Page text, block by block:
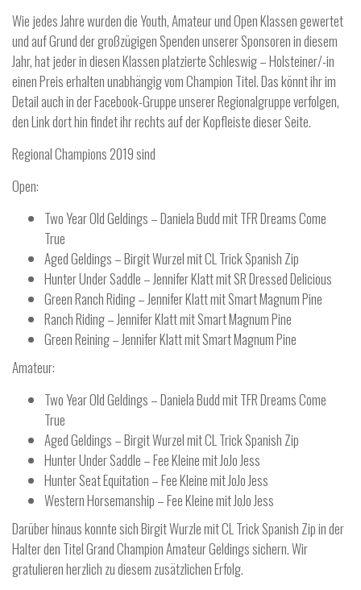
Wie jedes Jahre wurden die Youth, Amateur und Open Klassen gewertet
und auf Grund der großzügigen Spenden unserer Sponsoren in diesem
Jahr, hat jeder in diesen Klassen platzierte Schleswig – Holsteiner/-in
einen Preis erhalten unabhängig vom Champion Titel. Das könnt ihr im
Detail auch in der Facebook-Gruppe unserer Regionalgruppe verfolgen,
den Link dort hin findet ihr rechts auf der Kopfleiste dieser Seite.
Regional Champions 2019 sind
Open:
Two Year Old Geldings – Daniela Budd mit TFR Dreams Come
True
Aged Geldings – Birgit Wurzel mit CL Trick Spanish Zip
Hunter Under Saddle – Jennifer Klatt mit SR Dressed Delicious
Green Ranch Riding – Jennifer Klatt mit Smart Magnum Pine
Ranch Riding – Jennifer Klatt mit Smart Magnum Pine
Green Reining – Jennifer Klatt mit Smart Magnum Pine
Amateur:
Two Year Old Geldings – Daniela Budd mit TFR Dreams Come
True
Aged Geldings – Birgit Wurzel mit CL Trick Spanish Zip
Hunter Under Saddle – Fee Kleine mit JoJo Jess
Hunter Seat Equitation – Fee Kleine mit JoJo Jess
Western Horsemanship – Fee Kleine mit JoJo Jess
Darüber hinaus konnte sich Birgit Wurzle mit CL Trick Spanish Zip in der
Halter den Titel Grand Champion Amateur Geldings sichern. Wir
gratulieren herzlich zu diesem zusätzlichen Erfolg.